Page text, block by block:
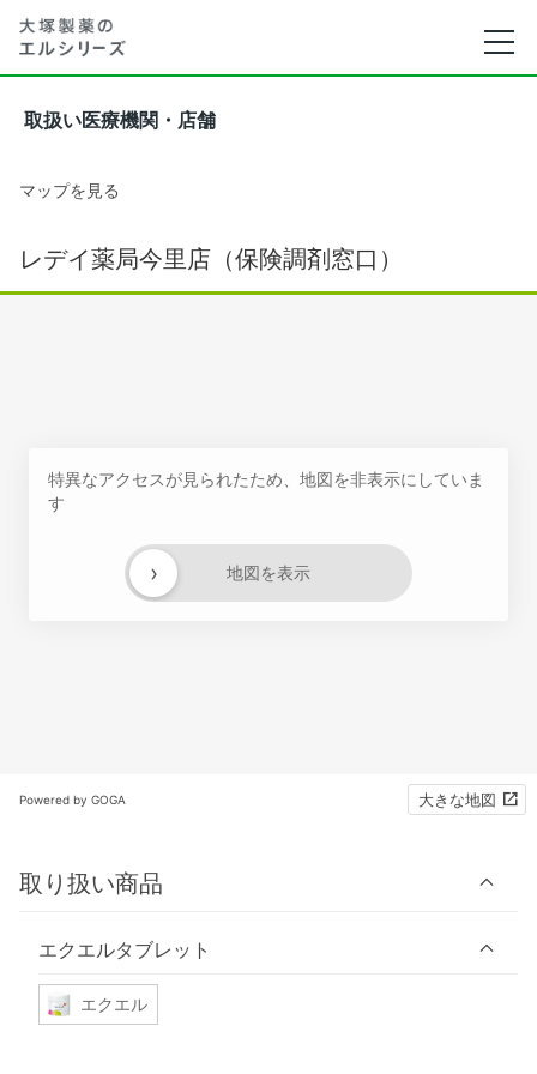
取扱い医療機関・店舗
マップを見る
レデイ薬局今里店（保険調剤窓口）
特異なアクセスが見られたため、地図を非表示にしていま
す
地図を表示
›
Powered by GOGA 大きな地図
取り扱い商品
エクエルタブレット
エクエル